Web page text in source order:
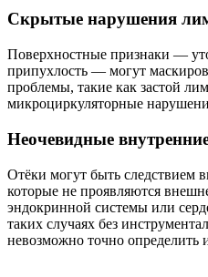
Скрытые нарушения
Поверхностные признаки —
припухлость — могут
проблемы, такие как застой
микроциркуляторные
Неочевидные
Отёки могут быть следствием
которые не проявляются
эндокринной системы или
таких случаях без
невозможно точно определить